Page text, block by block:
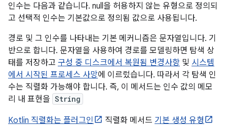
인수는 다음과 같습니다. null을 허용하지 않는 유형으로 정의되
고 선택적 인수는 기본값으로 정의됨 값으로 사용됩니다.
경로 및 그 인수를 나타내는 기본 메커니즘은 문자열입니다. 기
반으로 합니다. 문자열을 사용하여 경로를 모델링하면 탐색 상
태를 저장하고 구성 중 디스크에서 복원됨 변경사항 및 시스템
에서 시작된 프로세스 사망에 이르렀습니다. 따라서 각 탐색 인
수는 직렬화 가능해야 합니다. 즉, 이 메서드는 인수 값의 메모
리 내 표현을 String
Kotlin 직렬화는 플러그인 직렬화 메서드 기본 생성 유형